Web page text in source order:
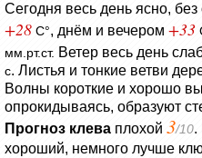
Сегодня весь день ясно, без
+28 C°, днём и вечером +33
мм.рт.ст. Ветер весь день
с. Листья и тонкие ветви
Волны короткие и хорошо
опрокидываясь, образуют
Прогноз клева плохой 3/10.
хороший, немного лучше